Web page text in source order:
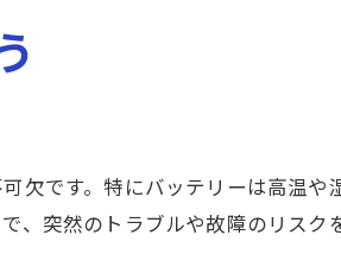
とは
解説
紹介
性
欠です。特にバッテリーは高温や
、突然のトラブルや故障のリスク